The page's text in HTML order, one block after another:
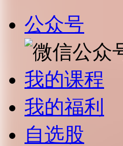
公众号
我的课程
我的福利
自选股